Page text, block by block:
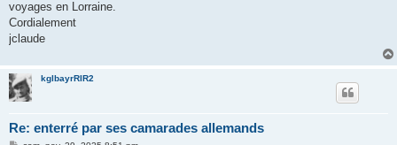
voyages en Lorraine.
Cordialement
jclaude
kglbayrRIR2
Re: enterré par ses camarades allemands